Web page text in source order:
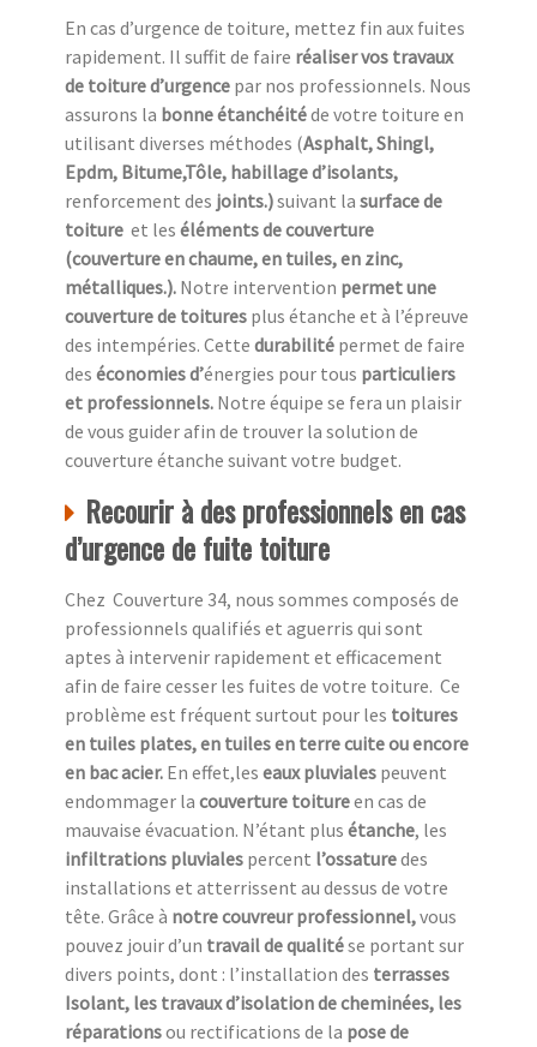
En cas d’urgence de toiture, mettez fin aux fuites
rapidement. Il suffit de faire réaliser vos travaux
de toiture d’urgence par nos professionnels. Nous
assurons la bonne étanchéitéde votre toiture en
utilisant diverses méthodes (Asphalt, Shingl,
Epdm, Bitume,Tôle, habillage d’isolants,
renforcement des joints.)suivant la surface de
toiture et les éléments de couverture
(couverture en chaume, en tuiles, en zinc,
métalliques.). Notre intervention permet une
couverture de toitures plus étanche et à l’épreuve
des intempéries. Cette durabilité permet de faire
des économies d’énergies pour tous particuliers
et professionnels. Notre équipe se fera un plaisir
de vous guider afin de trouver la solution de
couverture étanche suivant votre budget.
Recourir à des professionnels en cas
d’urgence de fuite toiture
Chez Couverture 34, nous sommes composés de
professionnels qualifiés et aguerris qui sont
aptes à intervenir rapidement et efficacement
afin de faire cesser les fuites de votre toiture. Ce
problème est fréquent surtout pour les toitures
en tuiles plates, en tuiles en terre cuite ou encore
en bac acier. En effet,les eaux pluviales peuvent
endommager la couverture toitureen cas de
mauvaise évacuation. N’étant plus étanche, les
infiltrations pluviales percent l’ossaturedes
installations et atterrissent au dessus de votre
tête. Grâce à notre couvreur professionnel,vous
pouvez jouir d’un travail de qualitése portant sur
divers points, dont : l’installation des terrasses
Isolant, les travaux d’isolation de cheminées, les
réparationsou rectifications de la pose de